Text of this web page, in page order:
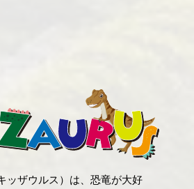
ッザウルス）は、恐竜が大好